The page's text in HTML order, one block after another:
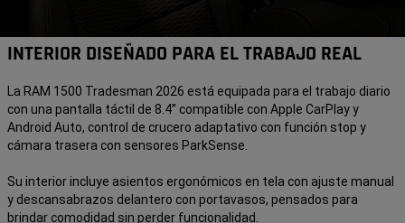
INTERIOR DISEÑADO PARA EL TRABAJO REAL
La RAM 1500 Tradesman 2026 está equipada para el trabajo diario
con una pantalla táctil de 8.4” compatible con Apple CarPlay y
Android Auto, control de crucero adaptativo con función stop y
cámara trasera con sensores ParkSense.
Su interior incluye asientos ergonómicos en tela con ajuste manual
y descansabrazos delantero con portavasos, pensados para
brindar comodidad sin perder funcionalidad.